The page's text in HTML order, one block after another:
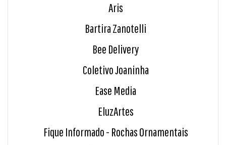
Aris
Bartira Zanotelli
Bee Delivery
Coletivo Joaninha
Ease Media
EluzArtes
Fique Informado - Rochas Ornamentais